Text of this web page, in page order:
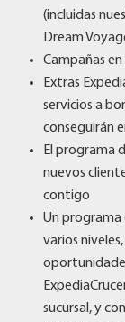
(incluidas
Dream
Campañas en
Extras
servicios a
conseguirán
El programa
nuevos
contigo
Un programa
varios
sucursal, y